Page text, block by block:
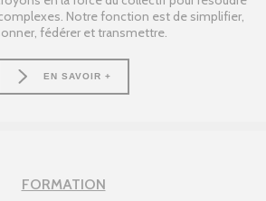
Notre fonction est de simplifier,
fédérer et transmettre.
EN SAVOIR +
FORMATION